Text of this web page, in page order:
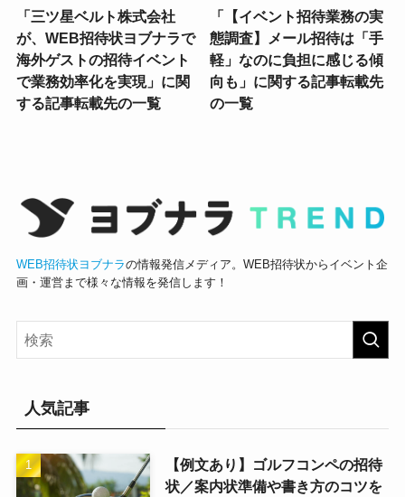
「三ツ星ベルト株式会社
が、WEB招待状ヨブナラで
海外ゲストの招待イベント
で業務効率化を実現」に関
する記事転載先の一覧
「【イベント招待業務の実
態調査】メール招待は「手
軽」なのに負担に感じる傾
向も」に関する記事転載先
の一覧
WEB招待状ヨブナラの情報発信メディア。WEB招待状からイベント企
画・運営まで様々な情報を発信します！
人気記事
【例文あり】ゴルフコンペの招待
状／案内状準備や書き方のコツを